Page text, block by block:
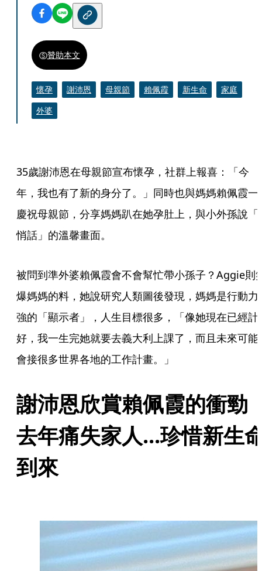
贊助本文
懷孕 謝沛恩 母親節 賴佩霞 新生命
家庭
外婆
35歲謝沛恩在母親節宣布懷孕，社群上報喜：「今
年，我也有了新的身分了。」同時也與媽媽賴佩霞一
慶祝母親節，分享媽媽趴在她孕肚上，與小外孫說「
悄話」的溫馨畫面。
被問到準外婆賴佩霞會不會幫忙帶小孫子？Aggie則
爆媽媽的料，她說研究人類圖後發現，媽媽是行動力
強的「顯示者」，人生目標很多，「像她現在已經計
好，我一生完她就要去義大利上課了，而且未來可能
會接很多世界各地的工作計畫。」
謝沛恩欣賞賴佩霞的衝
去年痛失家人...珍惜新生
到來